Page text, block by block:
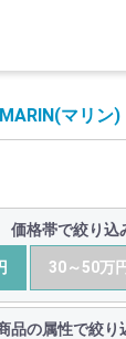
MARIN(マリン)
価格帯で絞り込
30～50万円
品の属性で絞り